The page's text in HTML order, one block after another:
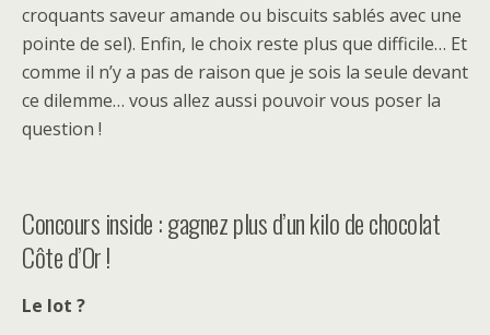
croquants saveur amande ou biscuits sablés avec une
pointe de sel). Enfin, le choix reste plus que difficile… Et
comme il n’y a pas de raison que je sois la seule devant
ce dilemme… vous allez aussi pouvoir vous poser la
question !
Concours inside : gagnez plus d’un kilo de chocolat
Côte d’Or !
Le lot ?